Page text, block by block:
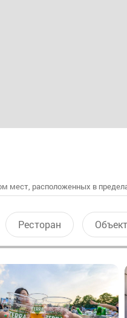
мест, расположенных в
Ресторан